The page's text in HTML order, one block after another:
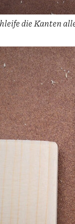
die Kanten